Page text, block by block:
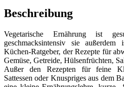
Beschreibung
Vegetarische Ernährung ist
geschmacksintensiv sie
Küchen-Ratgeber, der Rezepte für
Gemüse, Getreide, Hülsenfrüchten,
Außer den Rezepten für feine
Sattessen oder Knuspriges aus dem